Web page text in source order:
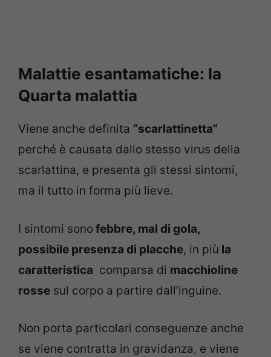
Malattie esantamatiche: la
Quarta malattia
Viene anche definita “scarlattinetta”
perché è causata dallo stesso virus della
scarlattina, e presenta gli stessi sintomi,
ma il tutto in forma più lieve.
I sintomi sonofebbre, mal di gola,
possibile presenza di placche, in più la
caratteristica comparsa di macchioline
rosse sul corpo a partire dall’inguine.
Non porta particolari conseguenze anche
se viene contratta in gravidanza, e viene